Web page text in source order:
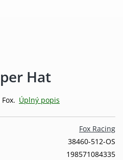
Hat
Úplný popis
Fox Racing
38460-512-OS
198571084335